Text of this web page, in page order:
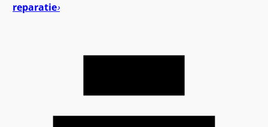
reparatie›